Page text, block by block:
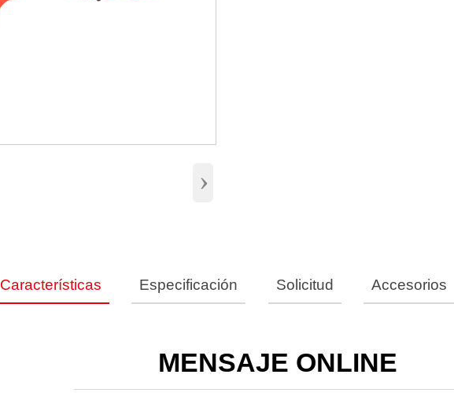
›
Características Especificación Solicitud Accesorios
MENSAJE ONLINE